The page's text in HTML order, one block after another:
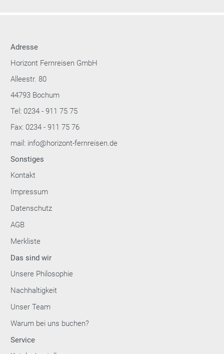
Adresse
Horizont Fernreisen GmbH
Alleestr. 80
44793 Bochum
Tel: 0234 - 911 75 75
Fax: 0234 - 911 75 76
mail: info@horizont-fernreisen.de
Sonstiges
Kontakt
Impressum
Datenschutz
AGB
Merkliste
Das sind wir
Unsere Philosophie
Nachhaltigkeit
Unser Team
Warum bei uns buchen?
Service